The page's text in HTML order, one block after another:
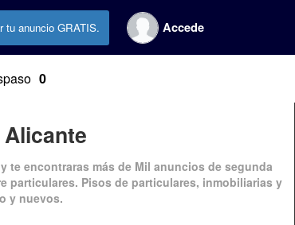
tu anuncio GRATIS. Accede
0
y te encontraras más de Mil anuncios desegunda
particulares. Pisos de particulares, inmobiliarias y
y nuevos.